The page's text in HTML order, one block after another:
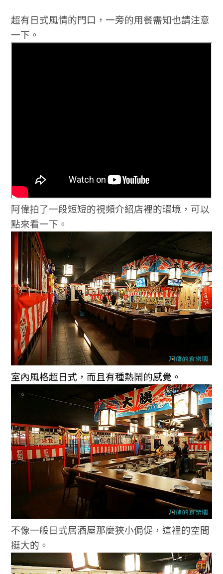
超有日式風情的門口，一旁的用餐需知也請注意
一下。
阿偉拍了一段短短的視頻介紹店裡的環境，可以
點來看一下。
室內風格超日式，而且有種熱鬧的感覺。
不像一般日式居酒屋那麼狹小侷促，這裡的空間
挺大的。